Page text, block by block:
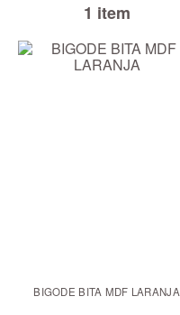
1 item
BIGODE BITA MDF LARANJA